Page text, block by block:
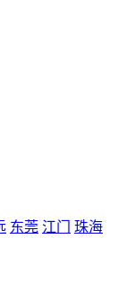
东莞 江门 珠海